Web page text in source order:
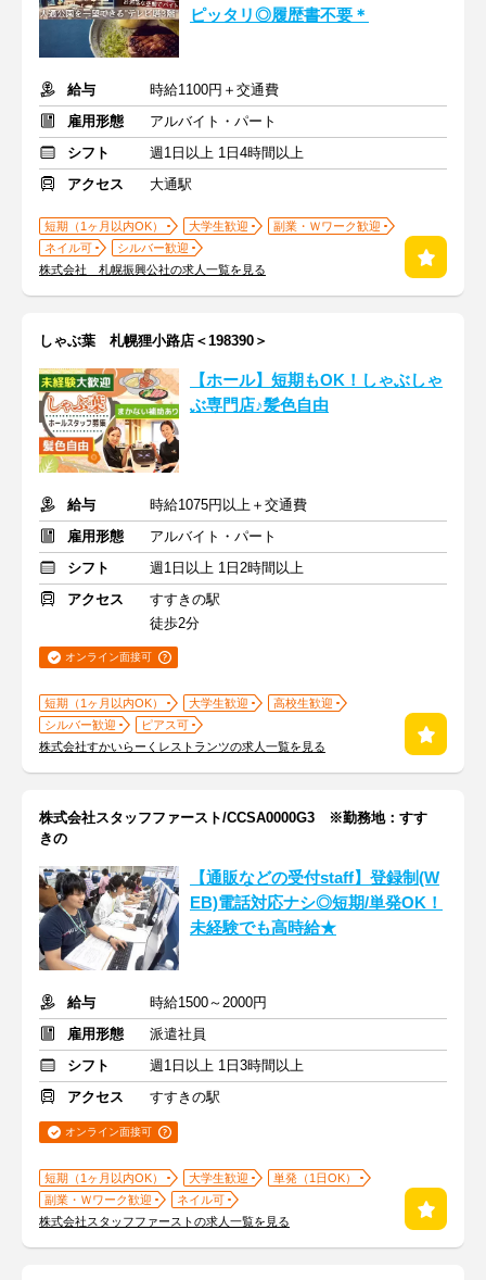
ピッタリ◎履歴書不要＊
給与
時給1100円＋交通費
雇用形態
アルバイト・パート
シフト
週1日以上 1日4時間以上
アクセス
大通駅
短期（1ヶ月以内OK） 大学生歓迎
副業・Ｗワーク歓迎
ネイル可
シルバー歓迎
株式会社 札幌振興公社の求人一覧を見る
しゃぶ葉 札幌狸小路店＜198390＞
【ホール】短期もOK！しゃぶしゃ
ぶ専門店♪髪色自由
給与
時給1075円以上＋交通費
雇用形態
アルバイト・パート
シフト
週1日以上 1日2時間以上
アクセス
すすきの駅
徒歩2分
オンライン面接可
短期（1ヶ月以内OK） 大学生歓迎
高校生歓迎
シルバー歓迎
ピアス可
株式会社すかいらーくレストランツの求人一覧を見る
株式会社スタッフファースト/CCSA0000G3 ※勤務地：すす
きの
【通販などの受付staff】登録制(W
EB)電話対応ナシ◎短期/単発OK！
未経験でも高時給★
給与
時給1500～2000円
雇用形態
派遣社員
シフト
週1日以上 1日3時間以上
アクセス
すすきの駅
オンライン面接可
短期（1ヶ月以内OK） 大学生歓迎
単発（1日OK）
副業・Ｗワーク歓迎
ネイル可
株式会社スタッフファーストの求人一覧を見る